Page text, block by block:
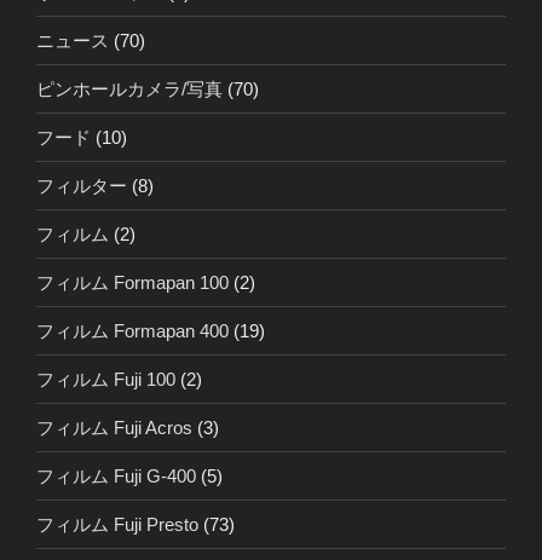
ニュース (70)
ピンホールカメラ/写真 (70)
フード (10)
フィルター (8)
フィルム (2)
フィルム Formapan 100 (2)
フィルム Formapan 400 (19)
フィルム Fuji 100 (2)
フィルム Fuji Acros (3)
フィルム Fuji G-400 (5)
フィルム Fuji Presto (73)